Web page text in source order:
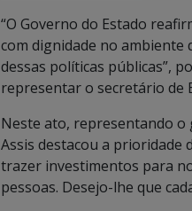
“O Governo do Estado
com dignidade no ambiente
dessas políticas públicas”,
representar o secretário de
Neste ato, representando o
Assis destacou a prioridade
trazer investimentos para
pessoas. Desejo-lhe que